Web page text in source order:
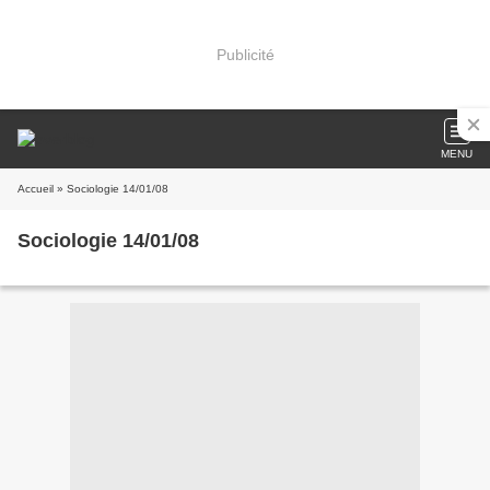
Publicité
MENU
Accueil » Sociologie 14/01/08
Sociologie 14/01/08